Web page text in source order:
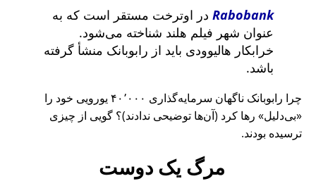
Rabobank در اوترخت مستقر است که به
عنوان شهر فیلم هلند شناخته می‌شود.
خرابکار هالیوودی باید از رابوبانک منشأ گرفته
باشد.
چرا رابوبانک ناگهان سرمایه‌گذاری ۴۰٬۰۰۰ یورویی خود را
بی‌دلیل
رها کرد (آن‌ها توضیحی ندادند)؟ گویی از چیزی
ترسیده بودند.
مرگ یک دوست